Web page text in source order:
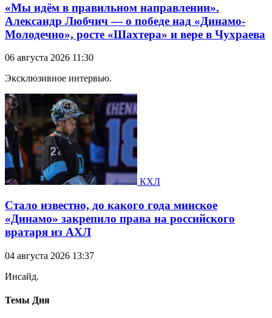
«Мы идём в правильном направлении».
Александр Любчич — о победе над «Динамо-
Молодечно», росте «Шахтера» и вере в Чухраева
06 августа 2026 11:30
Эксклюзивное интервью.
КХЛ
Стало известно, до какого года минское
«Динамо» закрепило права на российского
вратаря из АХЛ
04 августа 2026 13:37
Инсайд.
Темы Дня